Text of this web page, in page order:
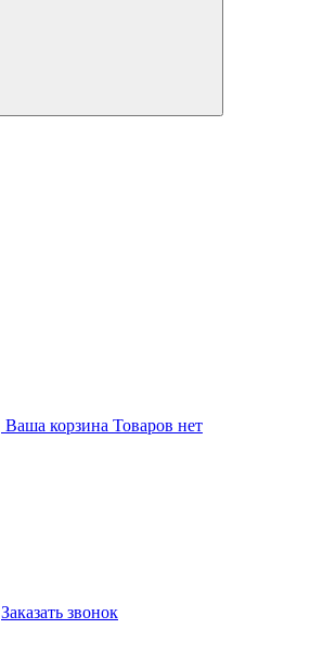
Ваша корзина Товаров нет
Заказать звонок